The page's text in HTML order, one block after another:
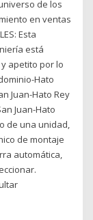
de los
en ventas
Esta
está
apetito por lo
Hato
Juan-Hato Rey
Juan-Hato
de una unidad,
de montaje
automática,